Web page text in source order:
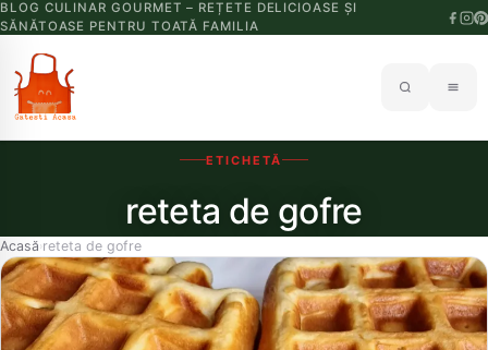
BLOG CULINAR GOURMET – REȚETE DELICIOASE ȘI
SĂNĂTOASE PENTRU TOATĂ FAMILIA
ETICHETĂ
reteta de gofre
Acasă›reteta de gofre